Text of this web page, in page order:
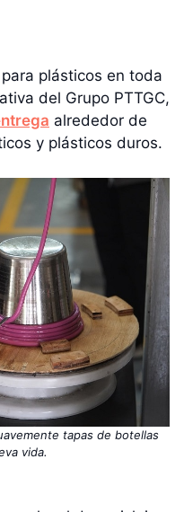
plásticos en toda
del Grupo PTTGC,
alrededor de
y plásticos duros.
tapas de botellas
vida.